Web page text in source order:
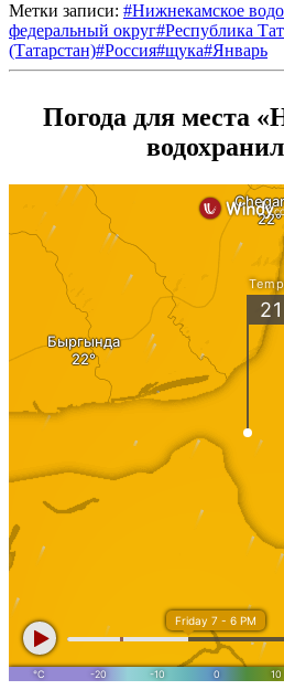
Метки записи: #Нижнекамское
федеральный округ#Республика
(Татарстан)#Россия#щука#Январь
Погода для места